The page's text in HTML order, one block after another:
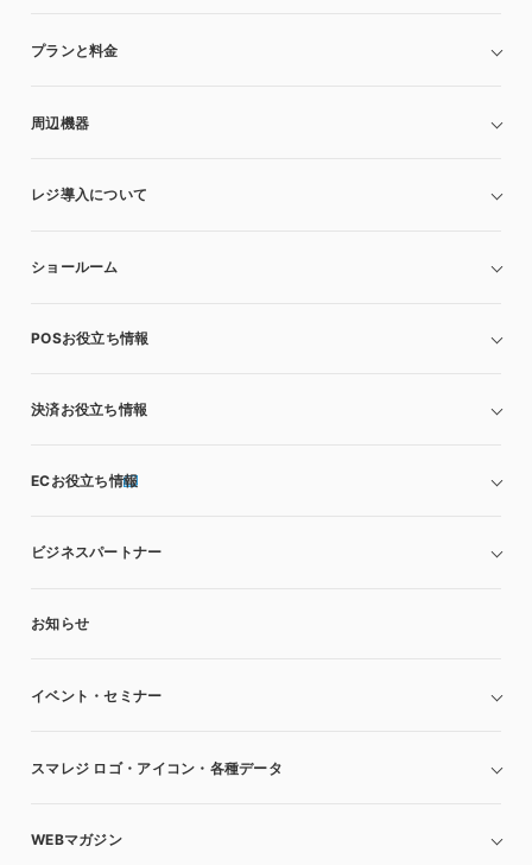
プランと料金
周辺機器
レジ導入について
ショールーム
POSお役立ち情報
決済お役立ち情報
ECお役立ち情報
ビジネスパートナー
お知らせ
イベント・セミナー
スマレジ ロゴ・アイコン・各種データ
WEBマガジン